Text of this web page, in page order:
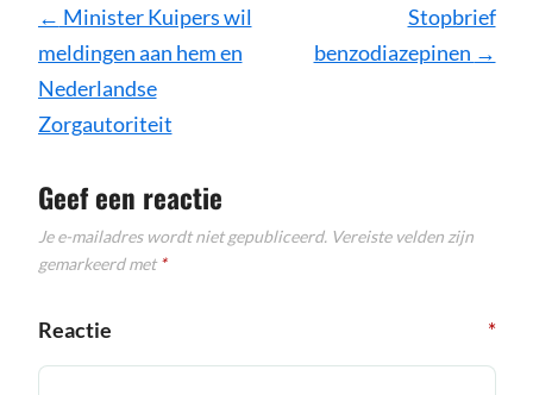
Bericht
navigatie
← Minister Kuipers wil
meldingen aan hem en
Nederlandse
Zorgautoriteit
Stopbrief
benzodiazepinen →
Geef een reactie
Je e-mailadres wordt niet gepubliceerd. Vereiste velden zijn
gemarkeerd met*
Reactie *